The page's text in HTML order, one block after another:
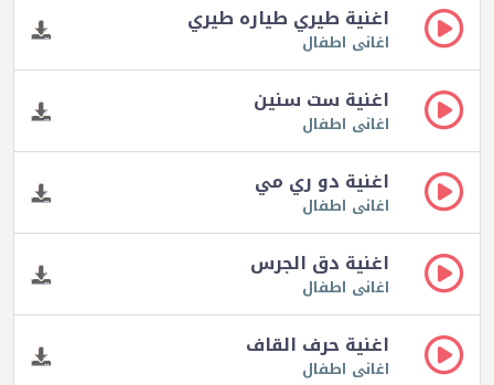
اغنية طيري طياره طيري
اغانى اطفال
اغنية ست سنين
اغانى اطفال
اغنية دو ري مي
اغانى اطفال
اغنية دق الجرس
اغانى اطفال
اغنية حرف القاف
اغانى اطفال